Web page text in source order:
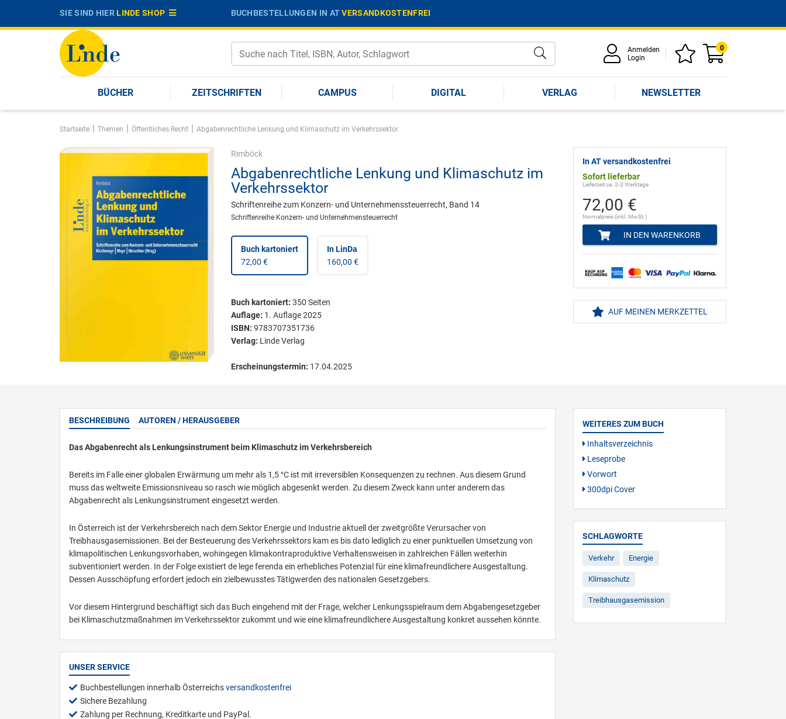
SIE SIND HIERLINDE SHOP BUCHBESTELLUNGEN IN ATVERSANDKOSTENFREI
Anmelden
Login
0
BÜCHER ZEITSCHRIFTEN CAMPUS DIGITAL VERLAG NEWSLETTER
Startseite | Themen | Öffentliches Recht | Abgabenrechtliche Lenkung und Klimaschutz im Verkehrssektor
Rimböck
Abgabenrechtliche Lenkung und Klimaschutz im
Verkehrssektor
Schriftenreihe zum Konzern- und Unternehmenssteuerrecht, Band 14
Schriftenreihe Konzern- und Unternehmensteuerrecht
Buch kartoniert
72,00 €
In LinDa
160,00 €
Buch kartoniert: 350 Seiten
Auflage: 1. Auflage 2025
ISBN: 9783707351736
Verlag: Linde Verlag
Erscheinungstermin: 17.04.2025
In AT versandkostenfrei
Sofort lieferbar
Lieferzeit ca. 2-3 Werktage
72,00 €
Normalpreis (inkl. MwSt.)
IN DEN WARENKORB
AUF MEINEN MERKZETTEL
BESCHREIBUNG AUTOREN / HERAUSGEBER
Das Abgabenrecht als Lenkungsinstrument beim Klimaschutz im Verkehrsbereich
Bereits im Falle einer globalen Erwärmung um mehr als 1,5 °C ist mit irreversiblen Konsequenzen zu rechnen. Aus diesem Grund
muss das weltweite Emissionsniveau so rasch wie möglich abgesenkt werden. Zu diesem Zweck kann unter anderem das
Abgabenrecht als Lenkungsinstrument eingesetzt werden.
In Österreich ist der Verkehrsbereich nach dem Sektor Energie und Industrie aktuell der zweitgrößte Verursacher von
Treibhausgasemissionen. Bei der Besteuerung des Verkehrssektors kam es bis dato lediglich zu einer punktuellen Umsetzung von
klimapolitischen Lenkungsvorhaben, wohingegen klimakontraproduktive Verhaltensweisen in zahlreichen Fällen weiterhin
subventioniert werden. In der Folge existiert de lege ferenda ein erhebliches Potenzial für eine klimafreundlichere Ausgestaltung.
Dessen Ausschöpfung erfordert jedoch ein zielbewusstes Tätigwerden des nationalen Gesetzgebers.
Vor diesem Hintergrund beschäftigt sich das Buch eingehend mit der Frage, welcher Lenkungsspielraum dem Abgabengesetzgeber
bei Klimaschutzmaßnahmen im Verkehrssektor zukommt und wie eine klimafreundlichere Ausgestaltung konkret aussehen könnte.
UNSER SERVICE
Buchbestellungen innerhalb Österreichsversandkostenfrei
Sichere Bezahlung
Zahlung per Rechnung, Kreditkarte und PayPal.
WEITERES ZUM BUCH
Inhaltsverzeichnis
Leseprobe
Vorwort
300dpi Cover
SCHLAGWORTE
Verkehr Energie
Klimaschutz
Treibhausgasemission